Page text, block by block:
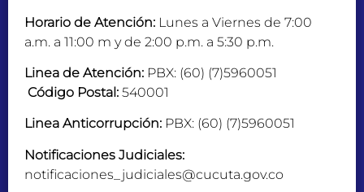
Horario de Atención: Lunes a Viernes de 7:00
a.m. a 11:00 m y de 2:00 p.m. a 5:30 p.m.
Linea de Atención: PBX: (60) (7)5960051
Código Postal: 540001
Linea Anticorrupción: PBX: (60) (7)5960051
Notificaciones Judiciales:
notificaciones_judiciales@cucuta.gov.co